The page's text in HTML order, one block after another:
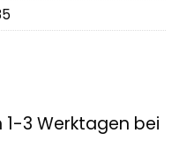
1-3 Werktagen bei